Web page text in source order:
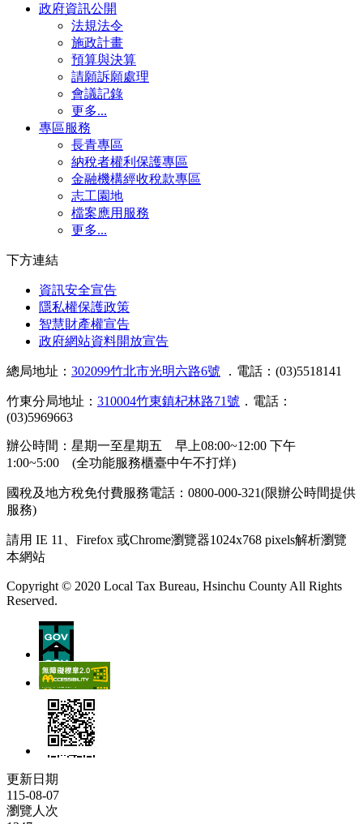
政府資訊公開
法規法令
施政計畫
預算與決算
請願訴願處理
會議記錄
更多...
專區服務
長青專區
納稅者權利保護專區
金融機構經收稅款專區
志工園地
檔案應用服務
更多...
下方連結
資訊安全宣告
隱私權保護政策
智慧財產權宣告
政府網站資料開放宣告
總局地址： 302099竹北市光明六路6號 ．電話：(03)5518141
竹東分局地址： 310004竹東鎮杞林路71號 ．電話：
(03)5969663
辦公時間：星期一至星期五 早上08:00~12:00 下午
1:00~5:00 (全功能服務櫃臺中午不打烊)
國稅及地方稅免付費服務電話：0800-000-321(限辦公時間提供
服務)
請用 IE 11、Firefox 或Chrome瀏覽器1024x768 pixels解析瀏覽
本網站
Copyright © 2020 Local Tax Bureau, Hsinchu County All Rights
Reserved.
更新日期
115-08-07
瀏覽人次